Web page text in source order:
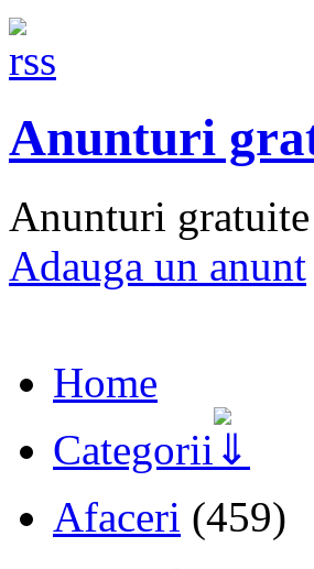
Anunturi
Anunturi
Adauga un anunt
Home
Categorii
Afaceri (459)